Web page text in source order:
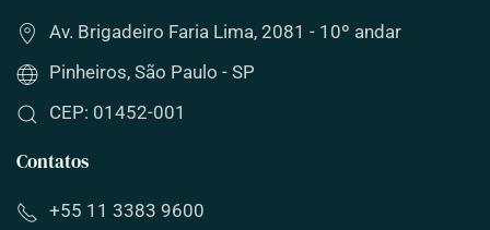
Av. Brigadeiro Faria Lima, 2081 - 10º andar
Pinheiros, São Paulo - SP
CEP: 01452-001
Contatos
+55 11 3383 9600